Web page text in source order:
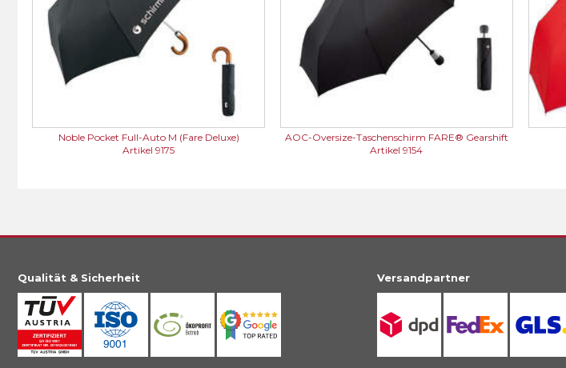
Noble Pocket Full-Auto M (Fare Deluxe)
Artikel 9175
AOC-Oversize-Taschenschirm FARE® Gearshift
Artikel 9154
Qualität & Sicherheit Versandpartner